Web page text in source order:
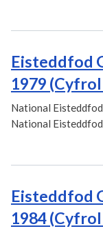
Eisteddfod
1979
National
National
Eisteddfod
1984